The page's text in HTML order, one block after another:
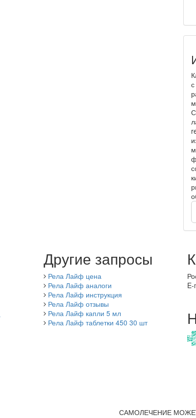
Другие запросы
Рела Лайф цена
Рела Лайф аналоги
Рела Лайф инструкция
Рела Лайф отзывы
Рела Лайф капли 5 мл
Рела Лайф таблетки 450 30 шт
E-
САМОЛЕЧЕНИЕ